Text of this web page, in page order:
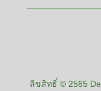
ลิขสิทธิ์ © 2565